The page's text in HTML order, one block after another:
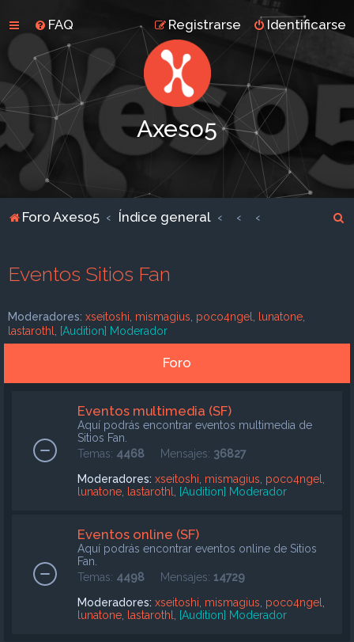
FAQ Identificarse
Registrarse
Axeso5
Foro Axeso5 Índice general
Eventos Sitios Fan
Moderadores: xseitoshi mismagius poco4ngel lunatone
lastarothl
[Audition] Moderador
Foro
Eventos multimedia (SF)
Aquí podrás encontrar eventos multimedia de
Sitios Fan.
Temas: 4468 Mensajes: 36827
Moderadores: xseitoshi mismagius poco4ngel
lunatone lastarothl [Audition] Moderador
Eventos online (SF)
Aquí podrás encontrar eventos online de Sitios
Fan.
Temas: 4498 Mensajes: 14729
Moderadores: xseitoshi mismagius poco4ngel
lunatone lastarothl [Audition] Moderador